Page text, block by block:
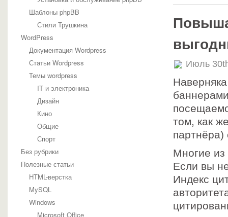
Шаблоны phpBB
Стили Трушкина
WordPress
Документация Wordpress
Статьи Wordpress
Темы wordpress
IT и электроника
Дизайн
Кино
Общие
Спорт
Без рубрики
Полезные статьи
HTML-верстка
MySQL
Windows
Microsoft Office
Июль
том, как
партнёра)
Многие
Если вы
Индекс